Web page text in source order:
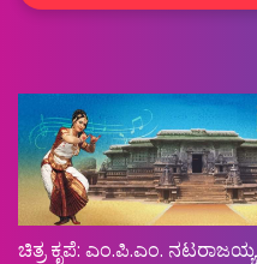
ಚಿತ್ರ ಕೃಪೆ: ಎಂ.ಪಿ.ಎಂ. ನಟರಾಜಯ್ಯ